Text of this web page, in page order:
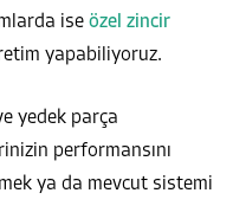
ise özel zincir
yapabiliyoruz.
yedek parça
performansını
ya da mevcut sistemi